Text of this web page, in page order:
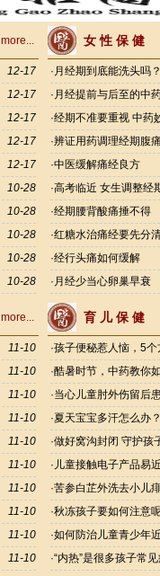
more...
12-17
12-17
12-17
12-17
12-17
10-28
10-28
10-28
10-28
10-28
女 性 保 健
· 月经期到底能洗头吗
· 月经提前与后至的中
·经期不准要重视 中药
·辨证用药调理经期腹
·中医缓解痛经良方
·高考临近 女生调整经
·经期腰背酸痛捶不得
·红糖水治痛经要先分
·经行头痛如何缓解
· 月经少当心卵巢早衰
more...
11-10
11-10
11-10
11-10
11-10
11-10
11-10
11-10
11-10
11-10
育 儿 保 健
·孩子便秘惹人恼，5
·酷暑时节，中药教你
·当心儿童肘外伤留后
·夏天宝宝多汗怎么办
·做好窝沟封闭 守护孩
· 儿童接触电子产品易
·苦参白芷外洗去小儿
·秋冻孩子要如何注意
·如何防治儿童青少年
·“内热”是很多孩子常